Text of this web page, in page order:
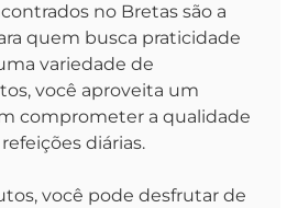
no Bretas são a
quem busca praticidade
variedade de
você aproveita um
comprometer a qualidade
diárias.
você pode desfrutar de